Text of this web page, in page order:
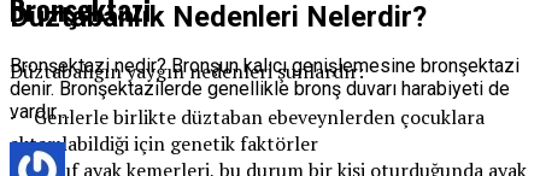
Düztabanlık Nedenleri Nelerdir?
Düztabalığın yaygın nedenleri şunlardır:
· Genlerle birlikte düztaban ebeveynlerden çocuklara
aktarılabildiği için genetik faktörler
· Zayıf ayak kemerleri, bu durum bir kişi oturduğunda ayak
Bronşektazi nedir? Bronşun kalıcı genişlemesine bronşektazi
denir. Bronşektazilerde genellikle bronş duvarı harabiyeti de
vardır …